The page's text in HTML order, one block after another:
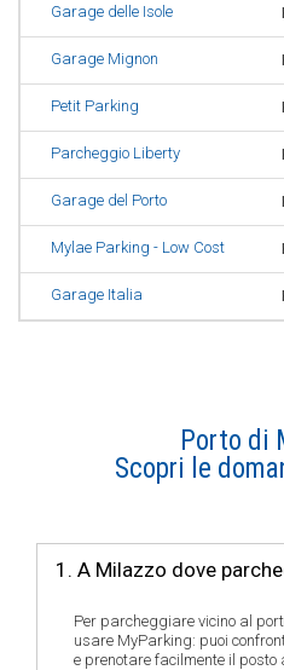
Garage delle Isole
Garage Mignon
Petit Parking
Parcheggio Liberty
Garage del Porto
Mylae Parking - Low Cost
Garage Italia
Porto di
Scopri le
1. A Milazzo dove
Per parcheggiare vicino al
usare MyParking: puoi
e prenotare facilmente il posto